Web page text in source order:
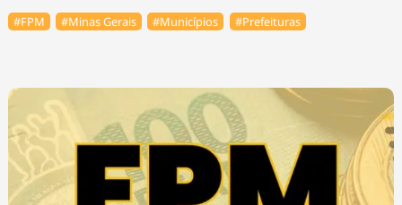
#FPM #Minas Gerais #Municípios #Prefeituras